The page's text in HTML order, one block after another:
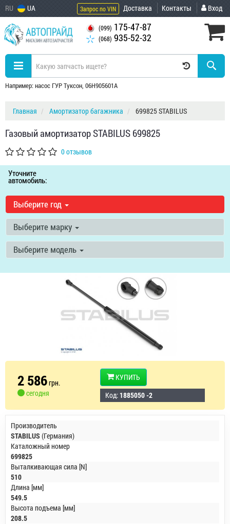
RU UA Запрос по VIN Доставка Контакты Вход
(099) 175-47-87
(068) 935-52-32
Например: насос ГУР Туксон, 06H905601A
Главная Амортизатор багажника 699825 STABILUS
Газовый амортизатор STABILUS 699825
0 отзывов
Уточните
автомобиль:
Выберите год
Выберите марку
Выберите модель
2 586грн.
сегодня
КУПИТЬ
Код: 1885050 -2
Производитель
STABILUS (Германия)
Каталожный номер
699825
Выталкивающая сила [N]
510
Длина [мм]
549.5
Высота подъема [мм]
208.5